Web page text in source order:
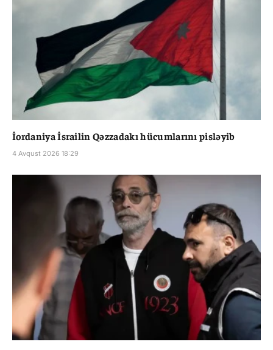
İordaniya İsrailin Qəzzadakı hücumlarını pisləyib
4 Avqust 2026 18:29